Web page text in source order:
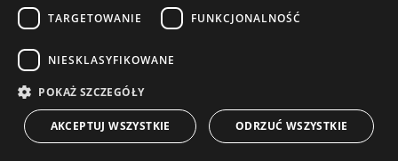
1
NORWEGIAN
TARGETOWANIE FUNKCJONALNOŚĆ
NIESKLASYFIKOWANE
POKAŻ SZCZEGÓŁY
AKCEPTUJ WSZYSTKIE ODRZUĆ WSZYSTKIE